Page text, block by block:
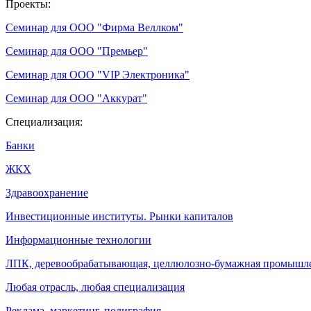
Проекты:
Семинар для ООО "Фирма Веллком"
Семинар для ООО "Премьер"
Семинар для ООО "VIP Электроника"
Семинар для ООО "Аккурат"
Специализация:
Банки
ЖКХ
Здравоохранение
Инвестиционные институты. Рынки капиталов
Информационные технологии
ЛПК, деревообрабатывающая, целлюлозно-бумажная
Любая отрасль, любая специализация